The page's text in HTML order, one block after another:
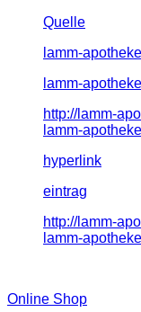
Quelle
lamm-
lamm-
http://lamm-
lamm-
hyperlink
eintrag
http://lamm-
lamm-
Online Shop